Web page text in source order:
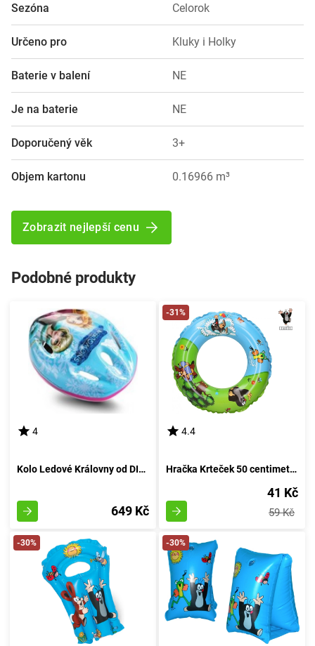
Sezóna Celorok
Určeno pro Kluky i Holky
Baterie v balení NE
Je na baterie NE
Doporučený věk 3+
Objem kartonu 0.16966 m³
Zobrazit nejlepší cenu
Podobné produkty
4
Kolo Ledové Královny od DINO Bikes
649 Kč
-31%
4.4
Hračka Krteček 50 centimetrů
41 Kč
59 Kč
-30% -30%